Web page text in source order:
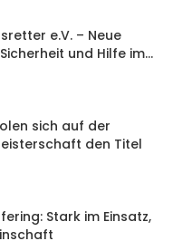
e.V. – Neue
und Hilfe im…
sich auf der
den Titel
Stark im Einsatz,